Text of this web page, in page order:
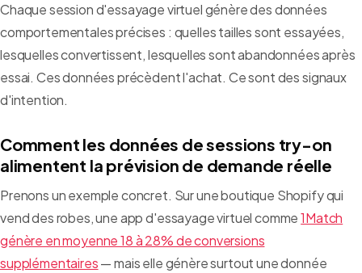
Chaque session d'essayage virtuel génère des données
comportementales précises : quelles tailles sont essayées,
lesquelles convertissent, lesquelles sont abandonnées après
essai. Ces données précèdent l'achat. Ce sont des signaux
d'intention.
Comment les données de sessions try-on
alimentent la prévision de demande réelle
Prenons un exemple concret. Sur une boutique Shopify qui
vend des robes, une app d'essayage virtuel comme1Match
génère en moyenne 18 à 28% de conversions
supplémentaires— mais elle génère surtout une donnée